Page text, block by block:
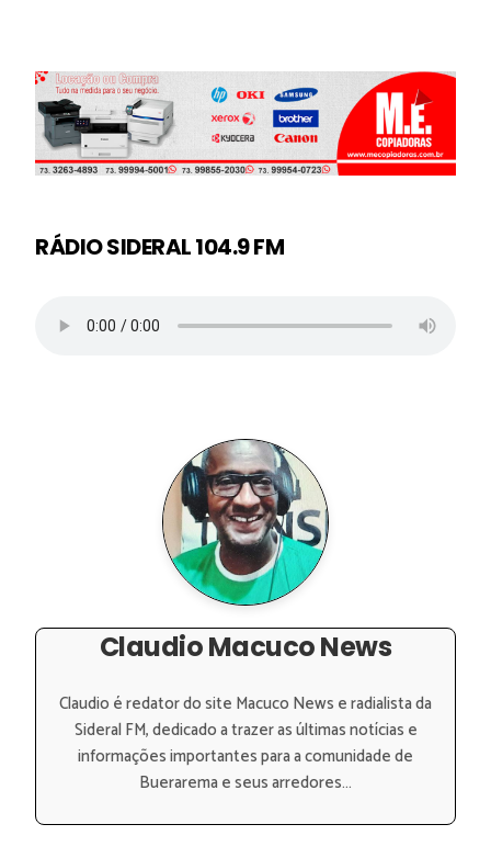
RÁDIO SIDERAL 104.9 FM
Claudio Macuco News
Claudio é redator do site Macuco News e radialista da
Sideral FM, dedicado a trazer as últimas notícias e
informações importantes para a comunidade de
Buerarema e seus arredores...